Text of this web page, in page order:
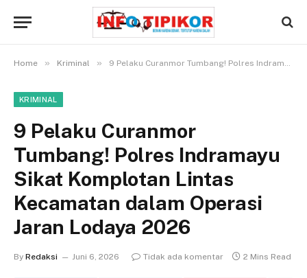
Home » Kriminal » 9 Pelaku Curanmor Tumbang! Polres Indramayu Sikat Komplotan Lintas Kecamatan dalam Operasi Jaran Lodaya 2026
KRIMINAL
9 Pelaku Curanmor
Tumbang! Polres Indramayu
Sikat Komplotan Lintas
Kecamatan dalam Operasi
Jaran Lodaya 2026
By Redaksi Juni 6, 2026 Tidak ada komentar 2 Mins Read